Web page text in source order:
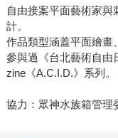
自由接案平面藝術家
計。
作品類型涵蓋平面繪畫
參與過《台北藝術自由
zine《A.C.I.D.》系列。
協力：眾神水族箱管理